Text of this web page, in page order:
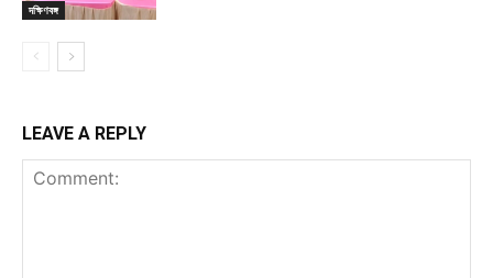
দক্ষিণবঙ্গ
LEAVE A REPLY